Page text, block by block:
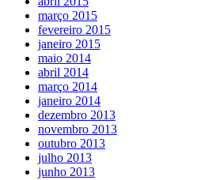
março 2015
fevereiro 2015
janeiro 2015
maio 2014
abril 2014
março 2014
janeiro 2014
dezembro 2013
novembro 2013
outubro 2013
julho 2013
junho 2013